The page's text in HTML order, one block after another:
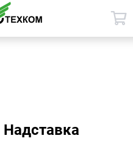
Надставка